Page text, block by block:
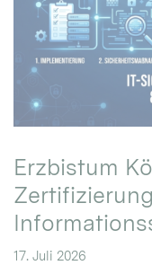
Erzbistum
17. Juli 2026